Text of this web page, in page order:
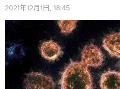
2021年12月1日, 18:45